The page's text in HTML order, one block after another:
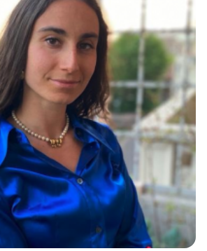
Nuestra comunidad